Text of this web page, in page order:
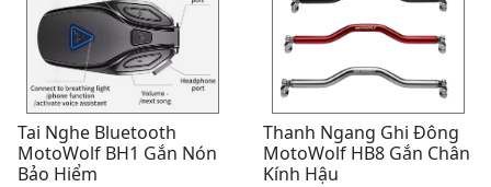
Tai Nghe Bluetooth
MotoWolf BH1 Gắn Nón
Bảo Hiểm
Thanh Ngang Ghi Đông
MotoWolf HB8 Gắn Chân
Kính Hậu